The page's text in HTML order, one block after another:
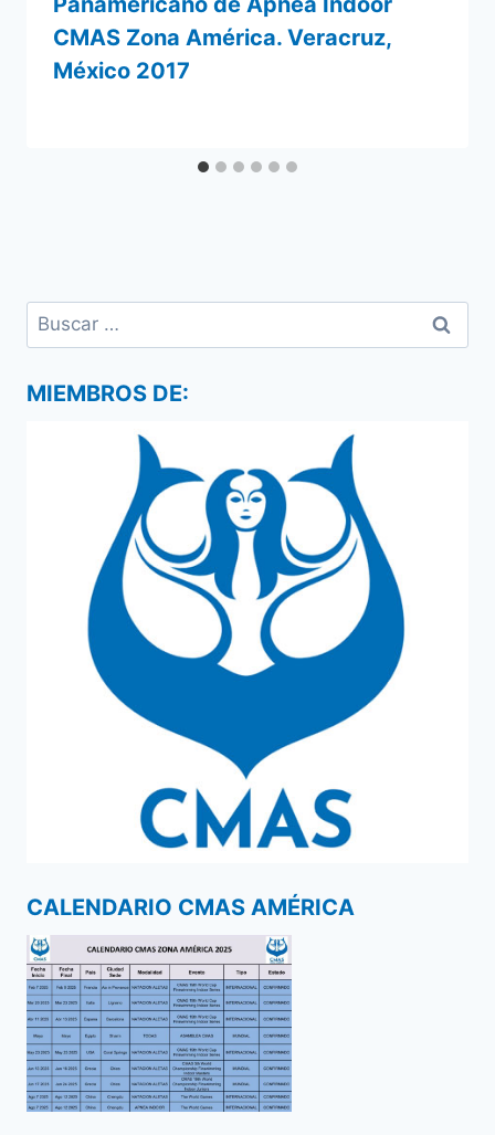
CMAS Zona América. Veracruz,
México 2017
Buscar:
MIEMBROS DE:
CALENDARIO CMAS AMÉRICA